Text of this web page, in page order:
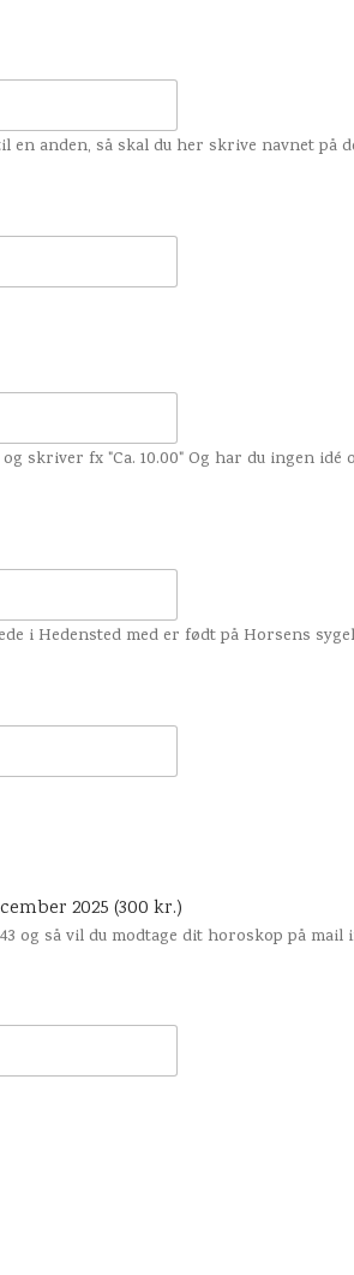
anden, så skal du her skrive navnet på
skriver fx "Ca. 10.00" Og har du ingen
i Hedensted med er født på Horsens
2025 (300 kr.)
og så vil du modtage dit horoskop på